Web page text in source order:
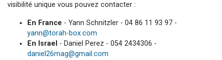
visibilité unique vous pouvez contacter :
En France - Yann Schnitzler - 04 86 11 93 97 -
yann@torah-box.com
En Israel - Daniel Perez - 054 2434306 -
daniel26mag@gmail.com